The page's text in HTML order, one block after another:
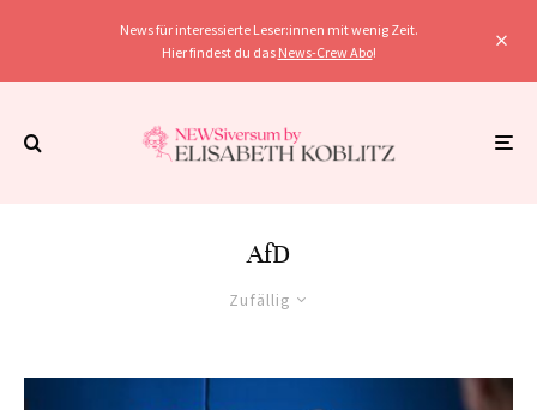
News für interessierte Leser:innen mit wenig Zeit.
Hier findest du das News-Crew Abo!
AfD
Zufällig